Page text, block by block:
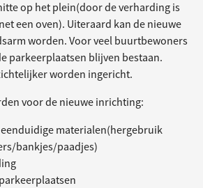
op het plein(door de verharding is
een oven). Uiteraard kan de nieuwe
worden. Voor veel buurtbewoners
parkeerplaatsen blijven bestaan.
worden ingericht.
voor de nieuwe inrichting:
eenduidige materialen(hergebruik
bankjes/paadjes)